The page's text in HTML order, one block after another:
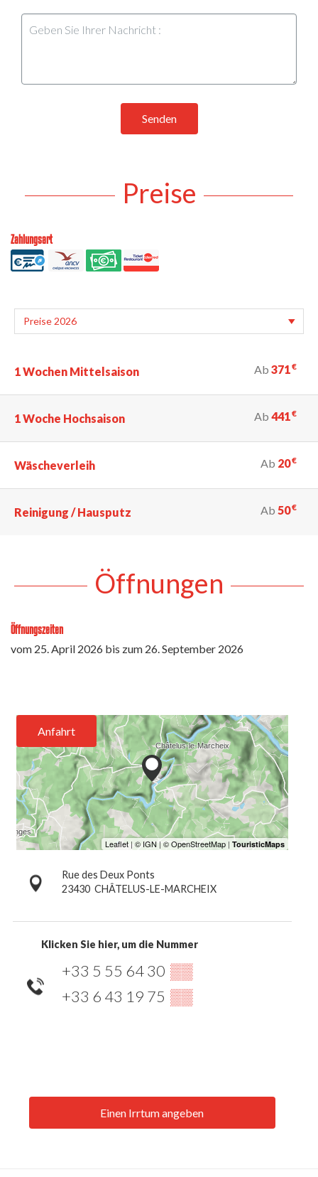
Senden
Preise
Zahlungsart
1 Wochen Mittelsaison Ab 371€
1 Woche Hochsaison Ab 441€
Wäscheverleih Ab 20€
Reinigung / Hausputz Ab 50€
Öffnungen
Öffnungszeiten
vom 25. April 2026 bis zum 26. September 2026
Anfahrt
Rue des Deux Ponts
23430 CHÂTELUS-LE-MARCHEIX
Klicken Sie hier, um die Nummer
+33 5 55 64 30 ▒▒
+33 6 43 19 75 ▒▒
Einen Irrtum angeben